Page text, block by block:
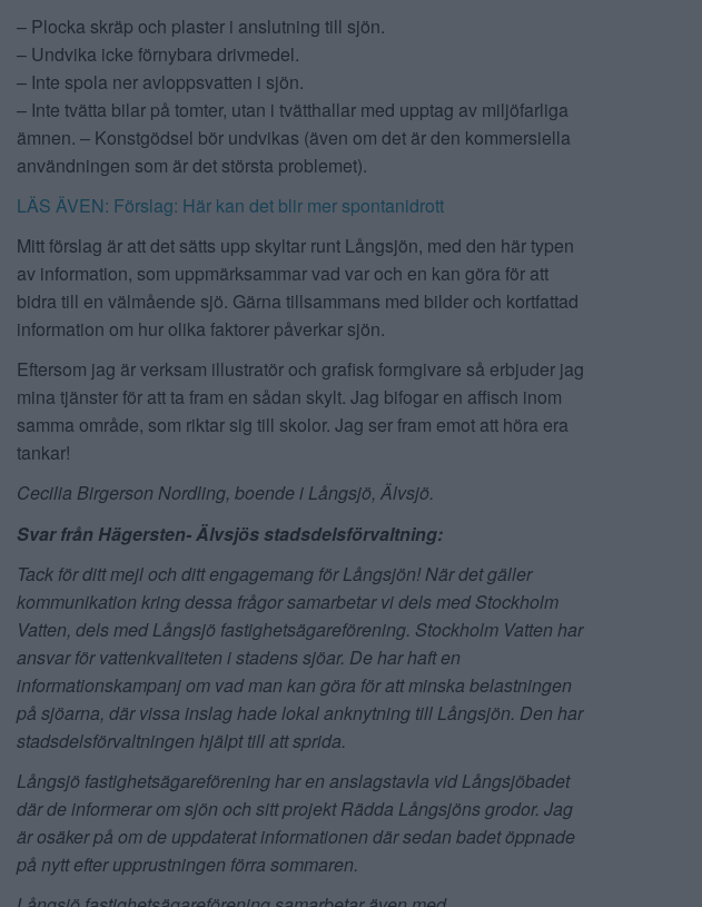
– Plocka skräp och plaster i anslutning till sjön.
– Undvika icke förnybara drivmedel.
– Inte spola ner avloppsvatten i sjön.
– Inte tvätta bilar på tomter, utan i tvätthallar med upptag av miljöfarliga
ämnen. – Konstgödsel bör undvikas (även om det är den kommersiella
användningen som är det största problemet).
LÄS ÄVEN: Förslag: Här kan det blir mer spontanidrott
Mitt förslag är att det sätts upp skyltar runt Långsjön, med den här typen
av information, som uppmärksammar vad var och en kan göra för att
bidra till en välmående sjö. Gärna tillsammans med bilder och kortfattad
information om hur olika faktorer påverkar sjön.
Eftersom jag är verksam illustratör och grafisk formgivare så erbjuder jag
mina tjänster för att ta fram en sådan skylt. Jag bifogar en affisch inom
samma område, som riktar sig till skolor. Jag ser fram emot att höra era
tankar!
Cecilia Birgerson Nordling, boende i Långsjö, Älvsjö.
Svar från Hägersten- Älvsjös stadsdelsförvaltning:
Tack för ditt mejl och ditt engagemang för Långsjön! När det gäller
kommunikation kring dessa frågor samarbetar vi dels med Stockholm
Vatten, dels med Långsjö fastighetsägareförening. Stockholm Vatten har
ansvar för vattenkvaliteten i stadens sjöar. De har haft en
informationskampanj om vad man kan göra för att minska belastningen
på sjöarna, där vissa inslag hade lokal anknytning till Långsjön. Den har
stadsdelsförvaltningen hjälpt till att sprida.
Långsjö fastighetsägareförening har en anslagstavla vid Långsjöbadet
där de informerar om sjön och sitt projekt Rädda Långsjöns grodor. Jag
är osäker på om de uppdaterat informationen där sedan badet öppnade
på nytt efter upprustningen förra sommaren.